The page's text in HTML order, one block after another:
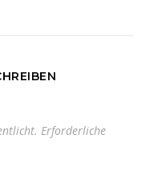
Erforderliche